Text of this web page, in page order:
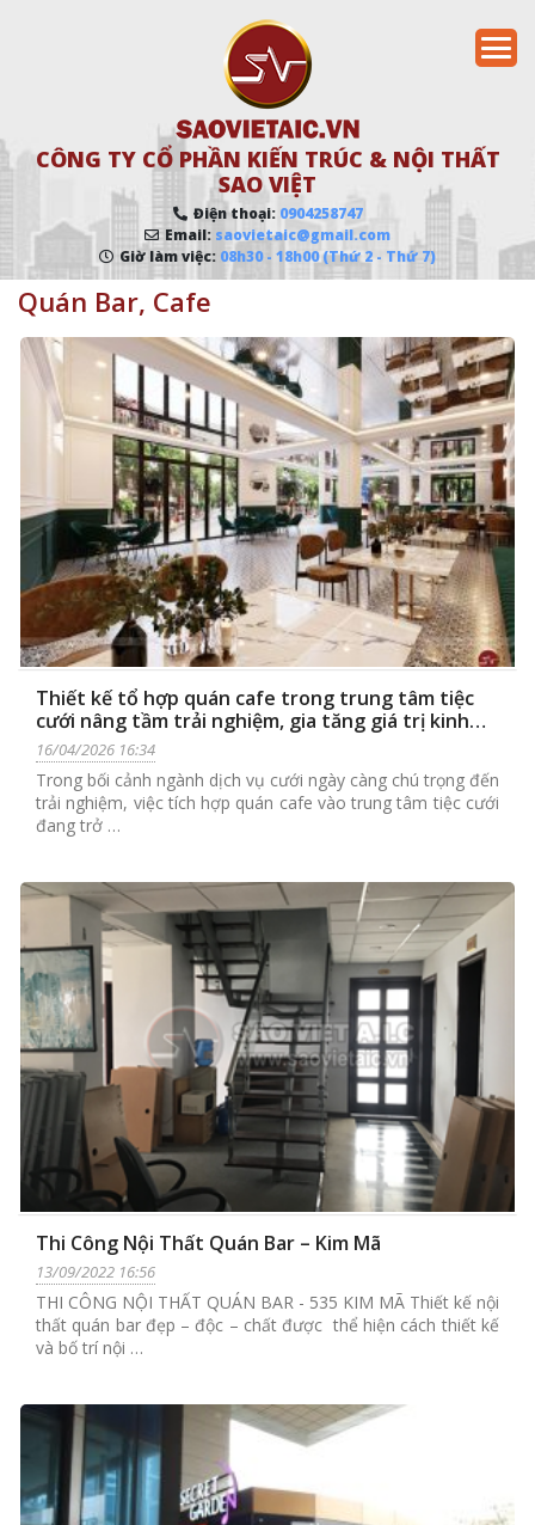
CÔNG TY CỔ PHẦN KIẾN TRÚC & NỘI THẤT
SAO VIỆT
Điện thoại: 0904258747
Email: saovietaic@gmail.com
Giờ làm việc: 08h30 - 18h00 (Thứ 2 - Thứ 7)
Quán Bar, Cafe
Thiết kế tổ hợp quán cafe trong trung tâm tiệc
cưới nâng tầm trải nghiệm, gia tăng giá trị kinh
doanh
16/04/2026 16:34
Trong bối cảnh ngành dịch vụ cưới ngày càng chú trọng đến
trải nghiệm, việc tích hợp quán cafe vào trung tâm tiệc cưới
đang trở …
Thi Công Nội Thất Quán Bar – Kim Mã
13/09/2022 16:56
THI CÔNG NỘI THẤT QUÁN BAR - 535 KIM MÃ Thiết kế nội
thất quán bar đẹp – độc – chất được thể hiện cách thiết kế
và bố trí nội …